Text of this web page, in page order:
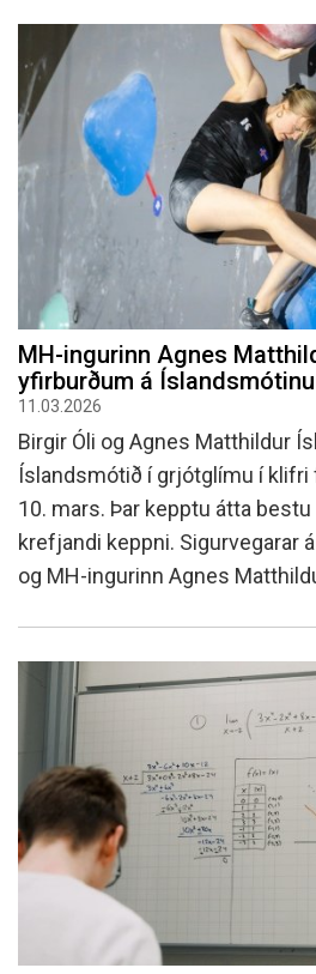
MH-ingurinn Agnes
yfirburðum á
11.03.2026
Birgir Óli og Agnes Matthildur
Íslandsmótið í grjótglímu í
10. mars. Þar kepptu átta
krefjandi keppni. Sigurvegarar
og MH-ingurinn Agnes